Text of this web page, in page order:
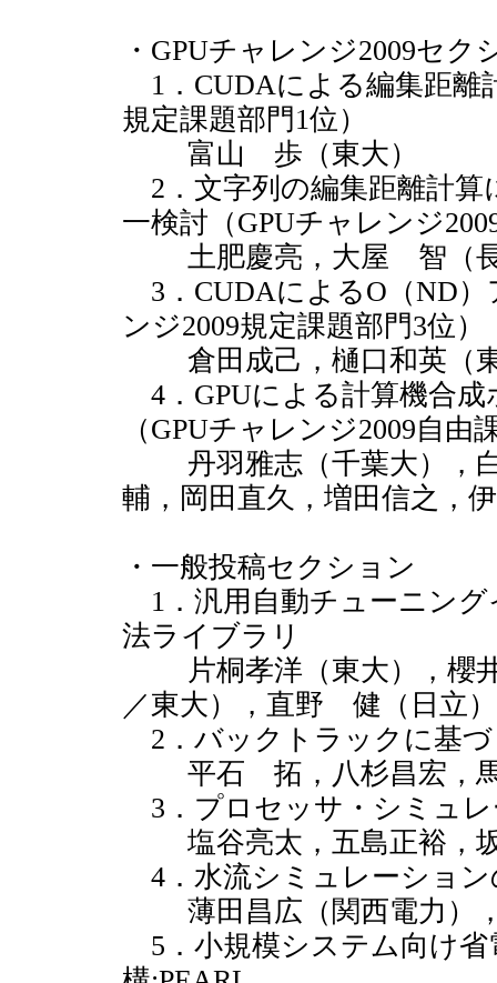
・GPUチャレンジ2009セク
1．CUDAによる編集距離
規定課題部門1位）
富山 歩（東大）
2．文字列の編集距離計算
一検討（GPUチャレンジ
土肥慶亮，大屋 智（長
3．CUDAによるO（ND）
ンジ2009規定課題部門3位）
倉田成己，樋口和英（
4．GPUによる計算機合
（GPUチャレンジ2009自由
丹羽雅志（千葉大），白
輔，岡田直久，増田信之，
・一般投稿セクション
1．汎用自動チューニング
法ライブラリ
片桐孝洋（東大），櫻井
／東大），直野 健（日立
2．バックトラックに基づ
平石 拓，八杉昌宏，馬
3．プロセッサ・シミュレ
塩谷亮太，五島正裕，坂
4．水流シミュレーション
薄田昌広（関西電力），
5．小規模システム向け省